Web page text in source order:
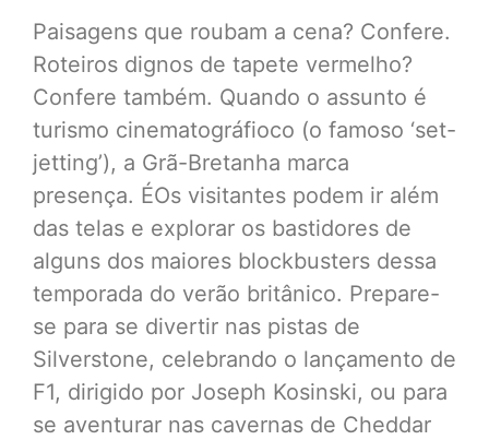
Paisagens que roubam a cena? Confere.
Roteiros dignos de tapete vermelho?
Confere também. Quando o assunto é
turismo cinematográfioco (o famoso ‘set-
jetting’), a Grã-Bretanha marca
presença. ÉOs visitantes podem ir além
das telas e explorar os bastidores de
alguns dos maiores blockbusters dessa
temporada do verão britânico. Prepare-
se para se divertir nas pistas de
Silverstone, celebrando o lançamento de
F1, dirigido por Joseph Kosinski, ou para
se aventurar nas cavernas de Cheddar